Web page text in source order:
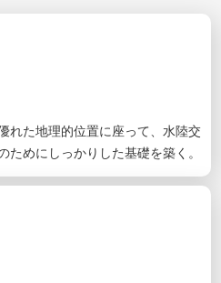
れた地理的位置に座って、水陸交
ためにしっかりした基礎を築く。